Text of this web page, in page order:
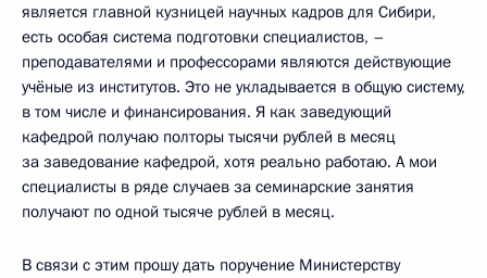
является главной кузницей научных кадров для Сибири,
есть особая система подготовки специалистов, –
преподавателями и профессорами являются действующие
учёные из институтов. Это не укладывается в общую систему,
в том числе и финансирования. Я как заведующий
кафедрой получаю полторы тысячи рублей в месяц
за заведование кафедрой, хотя реально работаю. А мои
специалисты в ряде случаев за семинарские занятия
получают по одной тысяче рублей в месяц.
В связи с этим прошу дать поручение Министерству